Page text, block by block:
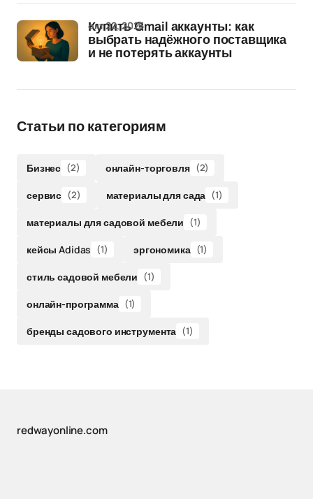
Купить Gmail аккаунты: как
выбрать надёжного поставщика
и не потерять аккаунты
окт 22, 2025
Статьи по категориям
Бизнес (2) онлайн-торговля (2)
сервис (2) материалы для сада (1)
материалы для садовой мебели (1)
кейсы Adidas (1) эргономика (1)
стиль садовой мебели (1)
онлайн-программа (1)
бренды садового инструмента (1)
redwayonline.com